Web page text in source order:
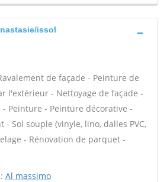
issol
de façade - Peinture de
l'extérieur - Nettoyage de façade -
Peinture - Peinture décorative -
- Sol souple (vinyle, lino, dalles PVC,
- Rénovation de parquet -
Al massimo